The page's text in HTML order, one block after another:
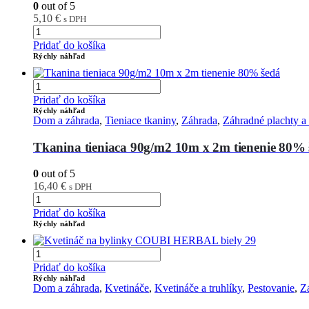
0 out of 5
5,10 € s DPH
Pridať do košíka
Rýchly náhľad
Pridať do košíka
Rýchly náhľad
Dom a záhrada, Tieniace tkaniny, Záhrada, Záhradné plachty
Tkanina tieniaca 90g/m2 10m x 2m tienenie 80%
0 out of 5
16,40 € s DPH
Pridať do košíka
Rýchly náhľad
Pridať do košíka
Rýchly náhľad
Dom a záhrada, Kvetináče, Kvetináče a truhlíky, Pestovanie,